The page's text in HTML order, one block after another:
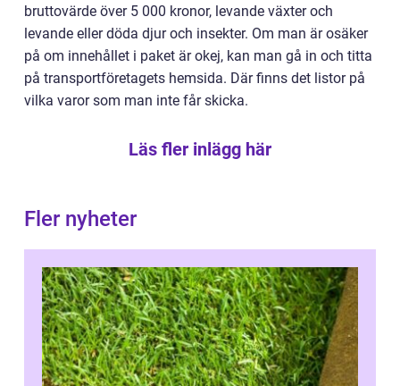
bruttovärde över 5 000 kronor, levande växter och
levande eller döda djur och insekter. Om man är osäker
på om innehållet i paket är okej, kan man gå in och titta
på transportföretagets hemsida. Där finns det listor på
vilka varor som man inte får skicka.
Läs fler inlägg här
Fler nyheter